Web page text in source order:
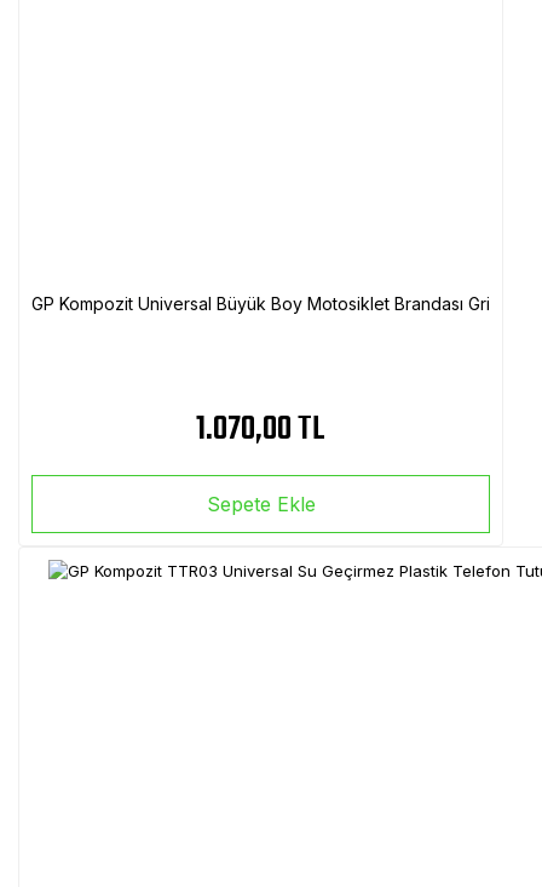
GP Kompozit Universal Büyük Boy Motosiklet Brandası Gri
1.070,00 TL
Sepete Ekle